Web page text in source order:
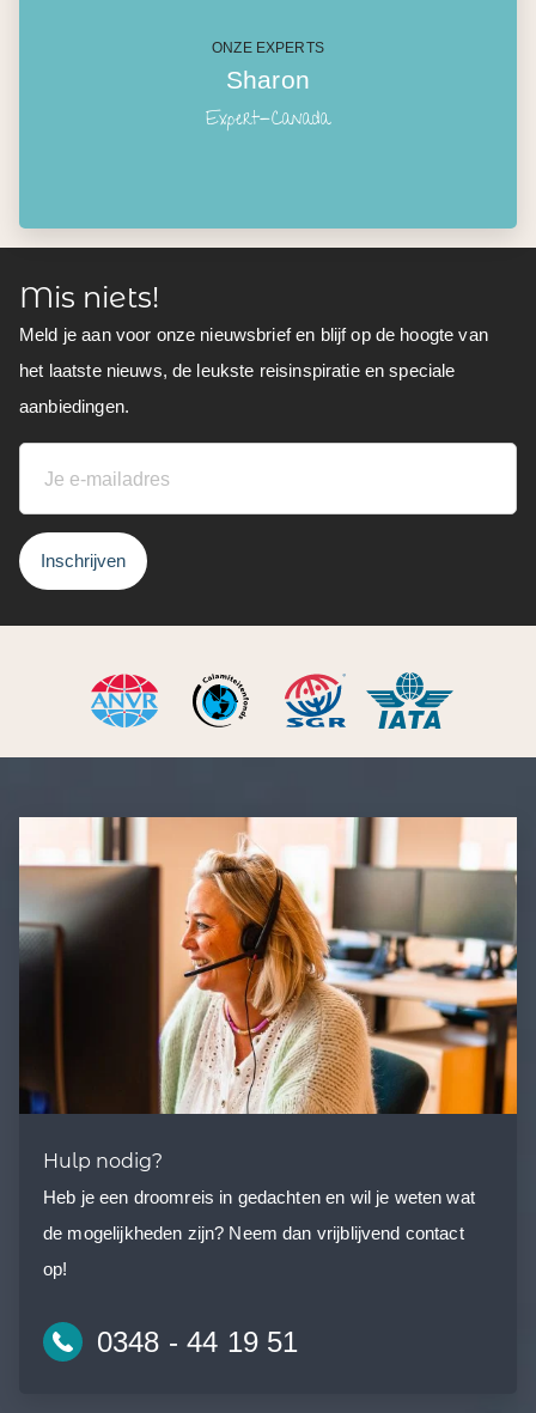
ONZE EXPERTS
Sharon
Expert-Canada
Mis niets!
Meld je aan voor onze nieuwsbrief en blijf op de hoogte van
het laatste nieuws, de leukste reisinspiratie en speciale
aanbiedingen.
Inschrijven
Hulp nodig?
Heb je een droomreis in gedachten en wil je weten wat
de mogelijkheden zijn? Neem dan vrijblijvend contact
op!
0348 - 44 19 51